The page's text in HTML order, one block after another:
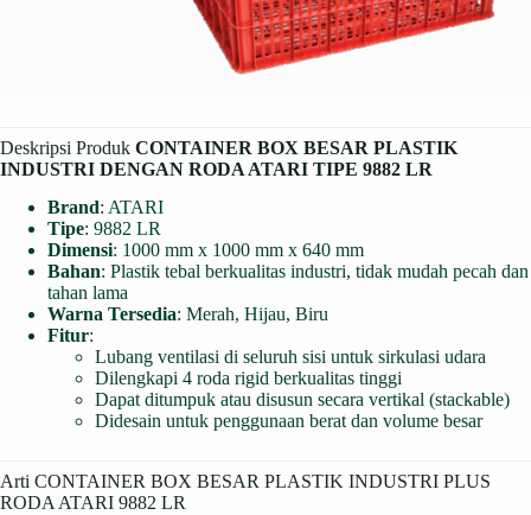
Deskripsi Produk CONTAINER BOX BESAR PLASTIK
INDUSTRI DENGAN RODA ATARI TIPE 9882 LR
Brand: ATARI
Tipe: 9882 LR
Dimensi: 1000 mm x 1000 mm x 640 mm
Bahan: Plastik tebal berkualitas industri, tidak mudah pecah dan
tahan lama
Warna Tersedia: Merah, Hijau, Biru
Fitur:
Lubang ventilasi di seluruh sisi untuk sirkulasi udara
Dilengkapi 4 roda rigid berkualitas tinggi
Dapat ditumpuk atau disusun secara vertikal (stackable)
Didesain untuk penggunaan berat dan volume besar
Arti CONTAINER BOX BESAR PLASTIK INDUSTRI PLUS
RODA ATARI 9882 LR